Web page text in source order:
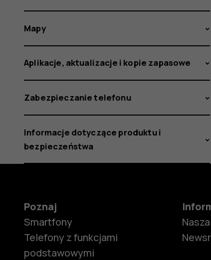
Mapy
Aplikacje, aktualizacje i kopie zapasowe
Zabezpieczanie telefonu
Informacje dotyczące produktu i
bezpieczeństwa
Poznaj
Smartfony
Telefony z funkcjami
podstawowymi